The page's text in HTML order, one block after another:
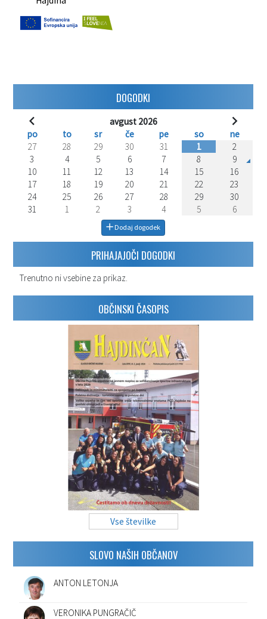
DOGODKI
avgust 2026
po
to sr če pe so
ne
27
28 29 30 31 1
2
3
4 5 6 7 8
9
10
11 12 13 14 15
16
17
18 19 20 21 22
23
24
25 26 27 28 29
30
31
1 2 3 4 5 6
Dodaj dogodek
PRIHAJAJOČI DOGODKI
Trenutno ni vsebine za prikaz.
OBČINSKI ČASOPIS
Vse številke
SLOVO NAŠIH OBČANOV
ANTON LETONJA
VERONIKA PUNGRAČIČ